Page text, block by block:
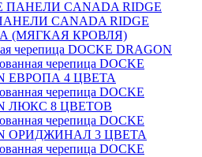
CANADA RIDGE
(МЯГКАЯ КРОВЛЯ)
черепица DOCKE DRAGON
черепица DOCKE
ЕВРОПА 4 ЦВЕТА
черепица DOCKE
ЛЮКС 8 ЦВЕТОВ
черепица DOCKE
ОРИДЖИНАЛ 3 ЦВЕТА
черепица DOCKE